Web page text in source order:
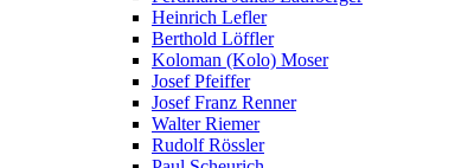
Heinrich Lefler
Berthold Löffler
Koloman (Kolo) Moser
Josef Pfeiffer
Josef Franz Renner
Walter Riemer
Rudolf Rössler